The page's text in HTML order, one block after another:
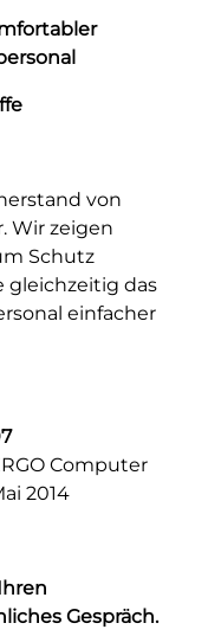
von
Wir zeigen
Schutz
gleichzeitig das
einfacher
Computer
2014
Gespräch.